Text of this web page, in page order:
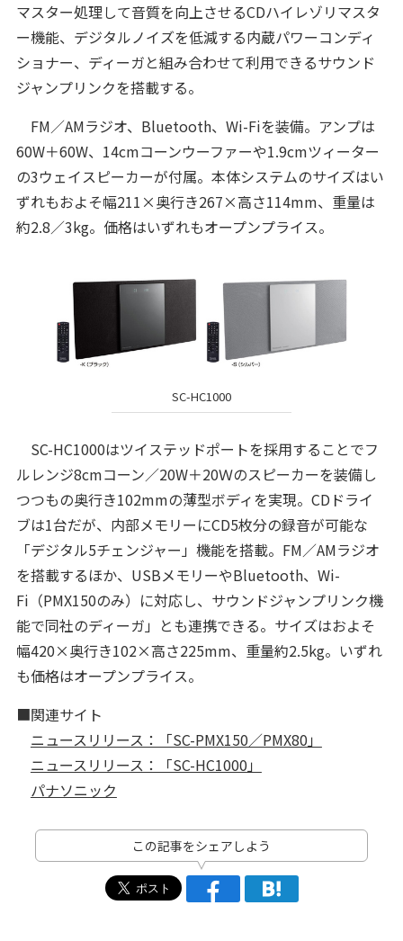
マスター処理して音質を向上させるCDハイレゾリマスタ
ー機能、デジタルノイズを低減する内蔵パワーコンディ
ショナー、ディーガと組み合わせて利用できるサウンド
ジャンプリンクを搭載する。
FM／AMラジオ、Bluetooth、Wi-Fiを装備。アンプは
60W＋60W、14cmコーンウーファーや1.9cmツィーター
の3ウェイスピーカーが付属。本体システムのサイズはい
ずれもおよそ幅211×奥行き267×高さ114mm、重量は
約2.8／3kg。価格はいずれもオープンプライス。
SC-HC1000
SC-HC1000はツイステッドポートを採用することでフ
ルレンジ8cmコーン／20W＋20Ｗのスピーカーを装備し
つつもの奥行き102mmの薄型ボディを実現。CDドライ
ブは1台だが、内部メモリーにCD5枚分の録音が可能な
「デジタル5チェンジャー」機能を搭載。FM／AMラジオ
を搭載するほか、USBメモリーやBluetooth、Wi-
Fi（PMX150のみ）に対応し、サウンドジャンプリンク機
能で同社のディーガ」とも連携できる。サイズはおよそ
幅420×奥行き102×高さ225mm、重量約2.5kg。いずれ
も価格はオープンプライス。
■関連サイト
ニュースリリース：「SC-PMX150／PMX80」
ニュースリリース：「SC-HC1000」
パナソニック
この記事をシェアしよう